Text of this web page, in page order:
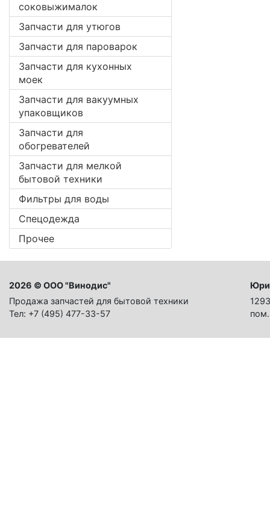
соковыжималок
Запчасти для утюгов
Запчасти для пароварок
Запчасти для кухонных
моек
Запчасти для вакуумных
упаковщиков
Запчасти для
обогревателей
Запчасти для мелкой
бытовой техники
Фильтры для воды
Спецодежда
Прочее
2026 © ООО "Винодис"
Продажа запчастей для бытовой техники
Тел: +7 (495) 477-33-57